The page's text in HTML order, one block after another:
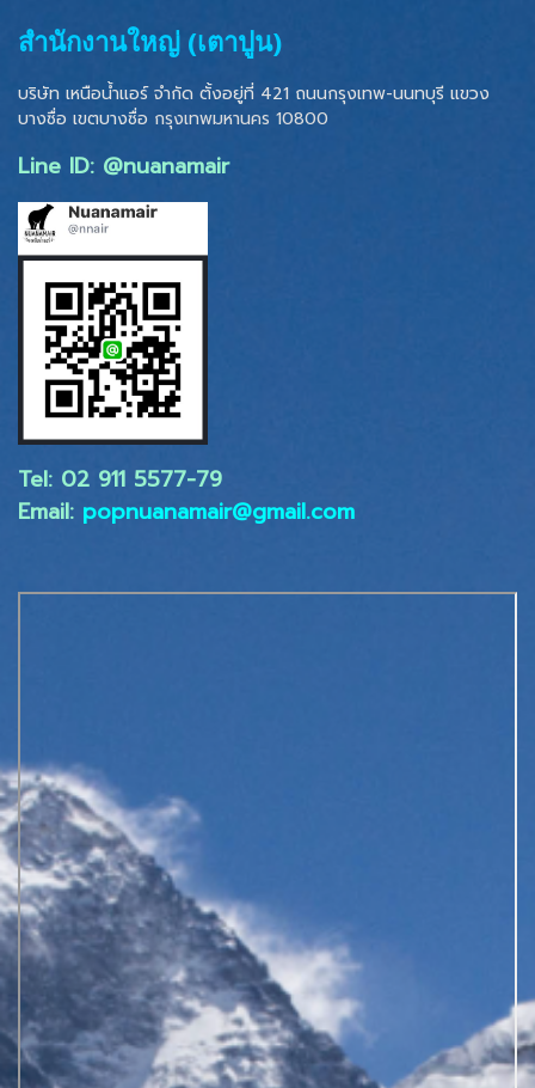
สำนักงานใหญ่ (เตาปูน)
บริษัท เหนือน้ำแอร์ จำกัด ตั้งอยู่ที่ 421 ถนนกรุงเทพ-นนทบุรี แขวง
บางซื่อ เขตบางซื่อ กรุงเทพมหานคร 10800
Line ID: @nuanamair
Tel: 02 ​911 5577-79
Email: popnuanamair@gmail.com